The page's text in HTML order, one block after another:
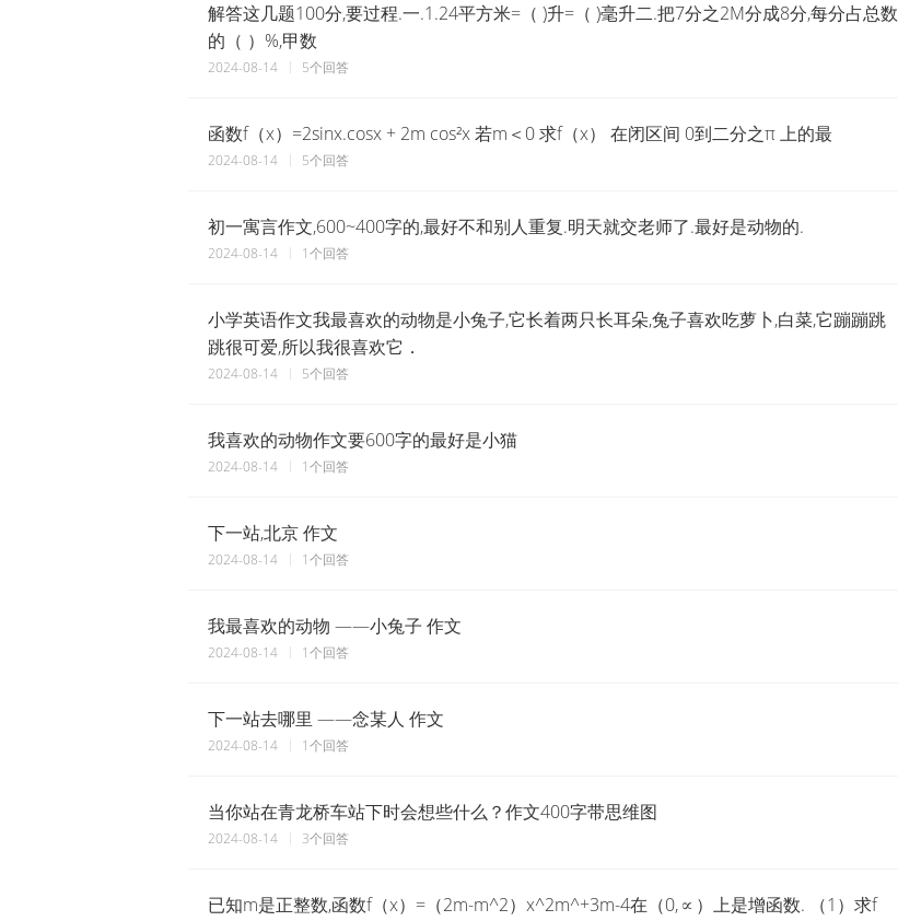
解答这几题100分,要过程.一.1.24平方米=（ )升=（ )毫升二.把7分之2M分成8分,每分占总数
的（ ）%,甲数
2024-08-14 5个回答
函数f（x）=2sinx.cosx + 2m cos²x 若m＜0 求f（x） 在闭区间 0到二分之π 上的最
2024-08-14 5个回答
初一寓言作文,600~400字的,最好不和别人重复.明天就交老师了.最好是动物的.
2024-08-14 1个回答
小学英语作文我最喜欢的动物是小兔子,它长着两只长耳朵,兔子喜欢吃萝卜,白菜,它蹦蹦跳
跳很可爱,所以我很喜欢它．
2024-08-14 5个回答
我喜欢的动物作文要600字的最好是小猫
2024-08-14 1个回答
下一站,北京 作文
2024-08-14 1个回答
我最喜欢的动物 ——小兔子 作文
2024-08-14 1个回答
下一站去哪里 ——念某人 作文
2024-08-14 1个回答
当你站在青龙桥车站下时会想些什么？作文400字带思维图
2024-08-14 3个回答
已知m是正整数,函数f（x）=（2m-m^2）x^2m^+3m-4在（0,∝）上是增函数. （1）求f